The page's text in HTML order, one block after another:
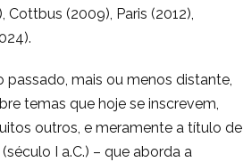
(2009), Paris (2012),
passado, mais ou menos distante,
temas que hoje se inscrevem,
outros, e meramente a título de
I a.C.) – que aborda a